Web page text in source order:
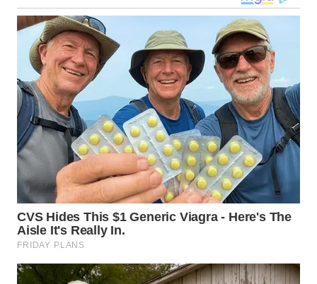
WN
KALTARA
WN
KALSEL
WN
KALTIM
WN
SULSEL
WN
GORONTALO
WN